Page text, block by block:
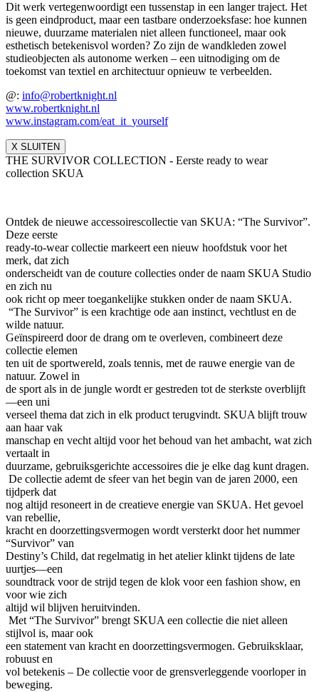
Dit werk vertegenwoordigt een tussenstap in een langer traject. Het
is geen eindproduct, maar een tastbare onderzoeksfase: hoe kunnen
nieuwe, duurzame materialen niet alleen functioneel, maar ook
esthetisch betekenisvol worden? Zo zijn de wandkleden zowel
studieobjecten als autonome werken – een uitnodiging om de
toekomst van textiel en architectuur opnieuw te verbeelden.
@: info@robertknight.nl
www.robertknight.nl
www.instagram.com/eat_it_yourself
X SLUITEN
THE SURVIVOR COLLECTION - Eerste ready to wear
collection SKUA
Ontdek de nieuwe accessoirescollectie van SKUA: “The Survivor”.
Deze eerste
ready-to-wear collectie markeert een nieuw hoofdstuk voor het
merk, dat zich
onderscheidt van de couture collecties onder de naam SKUA Studio
en zich nu
ook richt op meer toegankelijke stukken onder de naam SKUA.
“The Survivor” is een krachtige ode aan instinct, vechtlust en de
wilde natuur.
Geïnspireerd door de drang om te overleven, combineert deze
collectie elemen
ten uit de sportwereld, zoals tennis, met de rauwe energie van de
natuur. Zowel in
de sport als in de jungle wordt er gestreden tot de sterkste overblijft
—een uni
verseel thema dat zich in elk product terugvindt. SKUA blijft trouw
aan haar vak
manschap en vecht altijd voor het behoud van het ambacht, wat zich
vertaalt in
duurzame, gebruiksgerichte accessoires die je elke dag kunt dragen.
De collectie ademt de sfeer van het begin van de jaren 2000, een
tijdperk dat
nog altijd resoneert in de creatieve energie van SKUA. Het gevoel
van rebellie,
kracht en doorzettingsvermogen wordt versterkt door het nummer
“Survivor” van
Destiny’s Child, dat regelmatig in het atelier klinkt tijdens de late
uurtjes—een
soundtrack voor de strijd tegen de klok voor een fashion show, en
voor wie zich
altijd wil blijven heruitvinden.
Met “The Survivor” brengt SKUA een collectie die niet alleen
stijlvol is, maar ook
een statement van kracht en doorzettingsvermogen. Gebruiksklaar,
robuust en
vol betekenis – De collectie voor de grensverleggende voorloper in
beweging.